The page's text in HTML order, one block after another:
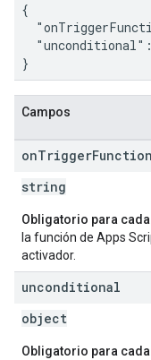
{
}
Campos
onTriggerFunction
string
Obligatorio para
la función de Apps
activador.
unconditional
object
Obligatorio para